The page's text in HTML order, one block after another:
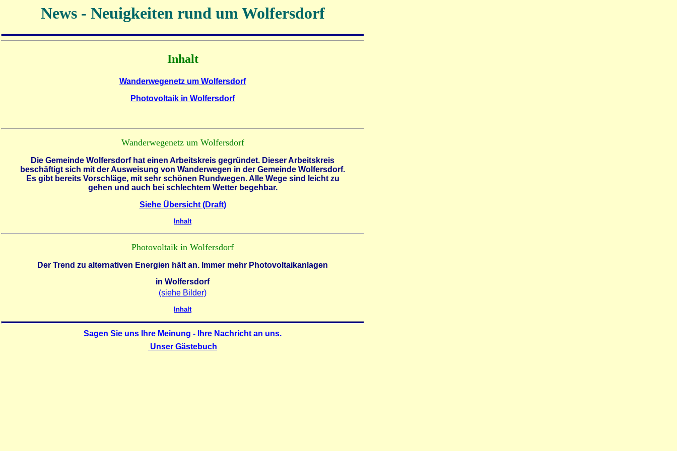
News - Neuigkeiten rund um Wolfersdorf
Inhalt
Wanderwegenetz um Wolfersdorf
Photovoltaik in Wolfersdorf
Wanderwegenetz um Wolfersdorf
Die Gemeinde Wolfersdorf hat einen Arbeitskreis gegründet. Dieser Arbeitskreis
beschäftigt sich mit der Ausweisung von Wanderwegen in der Gemeinde Wolfersdorf.
Es gibt bereits Vorschläge, mit sehr schönen Rundwegen. Alle Wege sind leicht zu
gehen und auch bei schlechtem Wetter begehbar.
Siehe Übersicht (Draft)
Inhalt
Photovoltaik in Wolfersdorf
Der Trend zu alternativen Energien hält an. Immer mehr Photovoltaikanlagen
in Wolfersdorf
(siehe Bilder)
Inhalt
Sagen Sie uns Ihre Meinung - Ihre Nachricht an uns.
Unser Gästebuch